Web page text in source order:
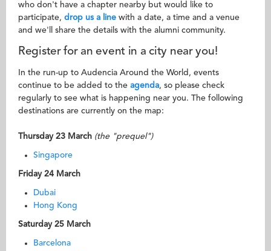
who don't have a chapter nearby but would like to
participate, drop us a line with a date, a time and a venue
and we'll share the details with the alumni community.
Register for an event in a city near you!
In the run-up to Audencia Around the World, events
continue to be added to the agenda, so please check
regularly to see what is happening near you. The following
destinations are currently on the map:
Thursday 23 March (the "prequel")
Singapore
Friday 24 March
Dubai
Hong Kong
Saturday 25 March
Barcelona